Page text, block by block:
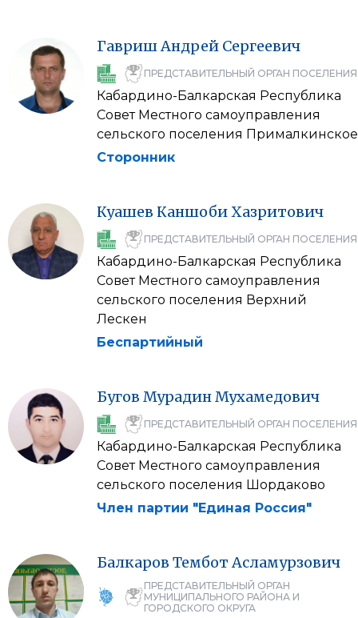
ГавришАндрей Сергеевич
ПРЕДСТАВИТЕЛЬНЫЙ ОРГАН ПОСЕЛЕНИЯ
Кабардино-Балкарская Республика
Совет Местного самоуправления
сельского поселения Прималкинское
Сторонник
Куашев КаншобиХазритович
ПРЕДСТАВИТЕЛЬНЫЙ ОРГАН ПОСЕЛЕНИЯ
Кабардино-Балкарская Республика
Совет Местного самоуправления
сельского поселения Верхний
Лескен
Беспартийный
Бугов МурадинМухамедович
ПРЕДСТАВИТЕЛЬНЫЙ ОРГАН ПОСЕЛЕНИЯ
Кабардино-Балкарская Республика
Совет Местного самоуправления
сельского поселения Шордаково
Член партии "Единая Россия"
Балкаров Тембот Асламурзович
ПРЕДСТАВИТЕЛЬНЫЙ ОРГАН
МУНИЦИПАЛЬНОГО РАЙОНА И
ГОРОДСКОГО ОКРУГА